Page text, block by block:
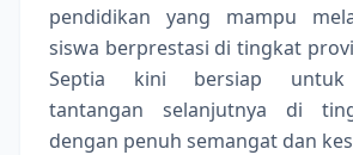
pendidikan yang mampu
siswa berprestasi di tingkat
Septia kini bersiap untuk
tantangan selanjutnya di
dengan penuh semangat dan